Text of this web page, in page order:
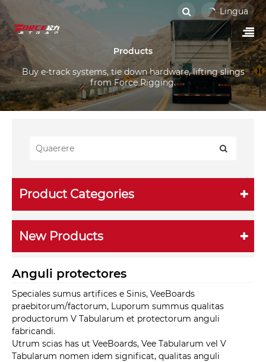
Lingua
Products
Buy e-track systems, tie down hardware, lifting slings
from Force Rigging.
Product Categories
New Products
Anguli protectores
Speciales sumus artifices e Sinis, VeeBoards
praebitorum/factorum, Luporum summus qualitas
productorum V Tabularum et protectorum anguli
fabricandi.
Utrum scias has ut VeeBoards, Vee Tabularum vel V
Tabularum nomen idem significat, qualitas anguli